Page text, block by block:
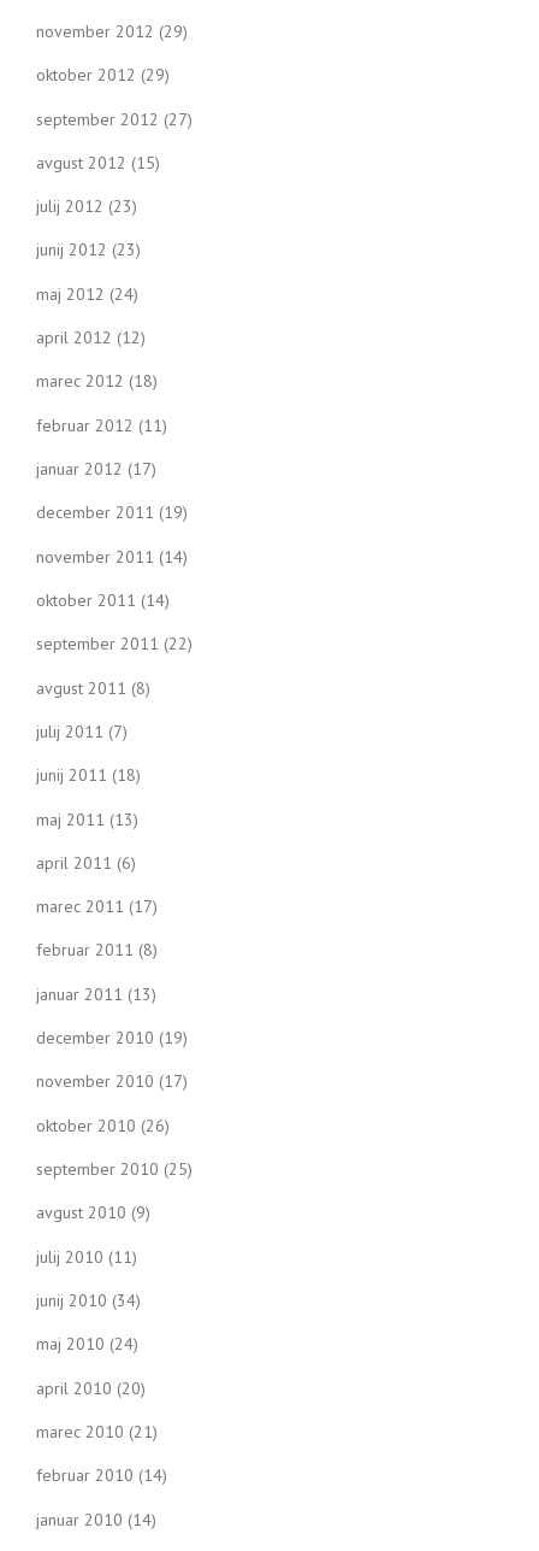
november 2012 (29)
oktober 2012 (29)
september 2012 (27)
avgust 2012 (15)
julij 2012 (23)
junij 2012 (23)
maj 2012 (24)
april 2012 (12)
marec 2012 (18)
februar 2012 (11)
januar 2012 (17)
december 2011 (19)
november 2011 (14)
oktober 2011 (14)
september 2011 (22)
avgust 2011 (8)
julij 2011 (7)
junij 2011 (18)
maj 2011 (13)
april 2011 (6)
marec 2011 (17)
februar 2011 (8)
januar 2011 (13)
december 2010 (19)
november 2010 (17)
oktober 2010 (26)
september 2010 (25)
avgust 2010 (9)
julij 2010 (11)
junij 2010 (34)
maj 2010 (24)
april 2010 (20)
marec 2010 (21)
februar 2010 (14)
januar 2010 (14)